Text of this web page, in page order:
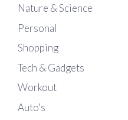
Nature & Science
Personal
Shopping
Tech & Gadgets
Workout
Auto's